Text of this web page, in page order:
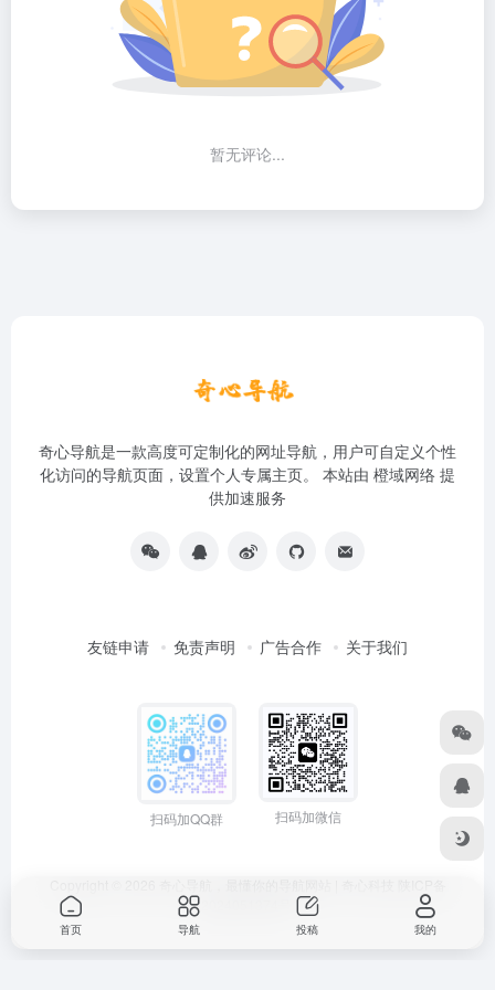
暂无评论...
奇心导航是一款高度可定制化的网址导航，用户可自定义个性
化访问的导航页面，设置个人专属主页。 本站由 橙域网络 提
供加速服务
友链申请 免责声明 广告合作 关于我们
扫码加QQ群 扫码加微信
首页 导航 投稿 我的